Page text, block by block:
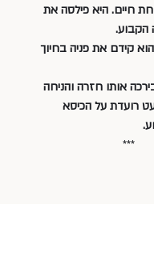
חיים. היא פילסה את
הקבוע.
קידם את פניה בחיוך
אותו חזרה והניחה
רועדת על הכיסא
***